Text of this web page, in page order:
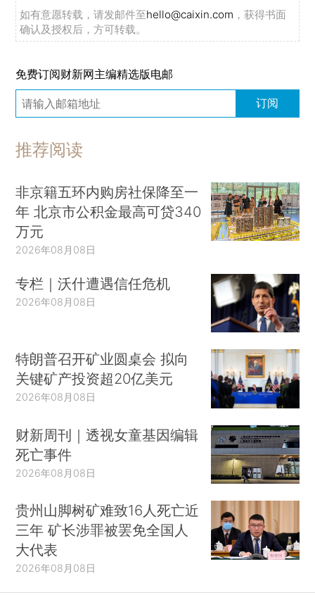
如有意愿转载，请发邮件至hello@caixin.com ，获得书面
确认及授权后，方可转载。
免费订阅财新网主编精选版电邮
订阅
推荐阅读
非京籍五环内购房社保降至一
年 北京市公积金最高可贷340
万元
2026年08月08日
专栏｜沃什遭遇信任危机
2026年08月08日
特朗普召开矿业圆桌会 拟向
关键矿产投资超20亿美元
2026年08月08日
财新周刊｜透视女童基因编辑
死亡事件
2026年08月08日
贵州山脚树矿难致16人死亡近
三年 矿长涉罪被罢免全国人
大代表
2026年08月08日